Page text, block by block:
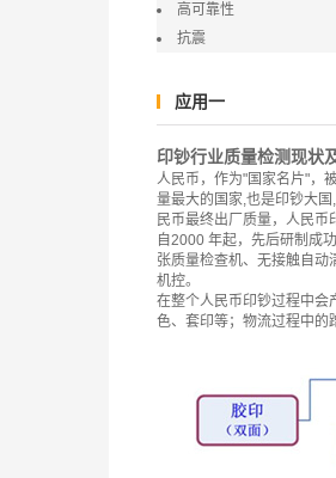
高可靠性
抗震
应用一
印钞行业质量检测现状
人民币，作为"国家名片"，
量最大的国家,也是印钞大
民币最终出厂质量，人民币
自2000 年起，先后研制成
张质量检查机、无接触自
机控。
在整个人民币印钞过程中会
色、套印等；物流过程中的